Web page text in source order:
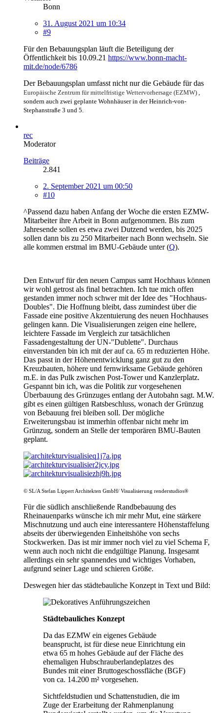
Bonn
31. August 2021 um 10:34
#9
Für den Bebauungsplan läuft die Beteiligung der
Öffentlichkeit bis 10.09.21 https://www.bonn-macht-
mit.de/node/6786
Der Bebauungsplan umfasst nicht nur die Gebäude für das
Europäische Zentrum für mittelfristige Wettervorhersage (EZMW) ,
sondern auch zwei geplante Wohnhäuser in der Heinrich-von-
Stephanstraße 3 und 5.
rec
Moderator
Beiträge
2.841
2. September 2021 um 00:50
#10
^Passend dazu haben Anfang der Woche die ersten EZMW-
Mitarbeiter ihre Arbeit in Bonn aufgenommen. Bis zum
Jahresende sollen es etwa zwei Dutzend werden, bis 2025
sollen dann bis zu 250 Mitarbeiter nach Bonn wechseln. Sie
alle kommen erstmal im BMU-Gebäude unter (Q).
Den Entwurf für den neuen Campus samt Hochhaus können
wir wohl getrost als final betrachten. Ich tue mich offen
gestanden immer noch schwer mit der Idee des "Hochhaus-
Doubles". Die Hoffnung bleibt, dass zumindest über die
Fassade eine positive Akzentuierung des neuen Hochhauses
gelingen kann. Die Visualisierungen zeigen eine hellere,
leichtere Fassade im Vergleich zur tatsächlichen
Fassadengestaltung der UN-"Dublette". Durchaus
einverstanden bin ich mit der auf ca. 65 m reduzierten Höhe.
Das passt in der Höhenentwicklung ganz gut zu den
Kreuzbauten, höhere und fernwirksame Gebäude gehören
m.E. in das Pulk zwischen Post-Tower und Kanzlerplatz.
Gespannt bin ich, was die Politik zur vorgesehenen
Überbauung des Grünzuges entlang der Autobahn sagt. M.W.
gibt es einen gültigen Ratsbeschluss, wonach der Grünzug
von Bebauung frei bleiben soll. Der mögliche
Erweiterungsbau ist immerhin offenbar nicht mehr im
Grünzug, sondern an Stelle der temporären BMU-Bauten
geplant.
© SL/A Stefan Lippert Architekten GmbH/ Visualisierung renderstudios®
Für die südlich anschließende Randbebauung des
Rheinauenparks wünsche ich mir mehr Mut, eine stärkere
Mischnutzung und auch eine interessantere Höhenstaffelung
abseits der überwiegenden Einheitshöhe von sechs
Stockwerken. Das ist mir immer noch viel zu viel Schema F,
wenn auch noch nicht die endgültige Planung. Insgesamt
allerdings ein sehr spannendes und wichtiges Vorhaben,
aufgrund seiner Lage und schieren Größe.
Deswegen hier das städtebauliche Konzept in Text und Bild:
Städtebauliches Konzept
Da das EZMW ein eigenes Gebäude
beansprucht, ist für diese neue Einrichtung ein
etwa 65 m hohes Gebäude auf der Fläche des
ehemaligen Hubschrauberlandeplatzes des
Bundes mit einer Bruttogeschossfläche (BGF)
von ca. 14.200 m² vorgesehen.
Sichtfeldstudien und Schattenstudien, die im
Zuge der Erarbeitung der Rahmenplanung